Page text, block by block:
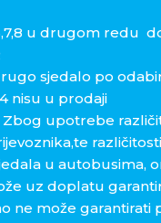
u drugom redu
sjedalo po
nisu u prodaji
Zbog upotrebe
različitosti
u autobusima,
uz doplatu
ne može garantirati